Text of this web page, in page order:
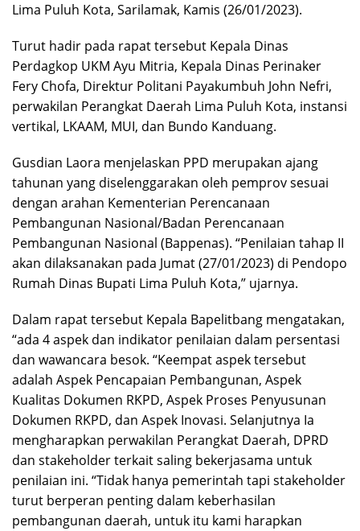
Lima Puluh Kota, Sarilamak, Kamis (26/01/2023).
Turut hadir pada rapat tersebut Kepala Dinas
Perdagkop UKM Ayu Mitria, Kepala Dinas Perinaker
Fery Chofa, Direktur Politani Payakumbuh John Nefri,
perwakilan Perangkat Daerah Lima Puluh Kota, instansi
vertikal, LKAAM, MUI, dan Bundo Kanduang.
Gusdian Laora menjelaskan PPD merupakan ajang
tahunan yang diselenggarakan oleh pemprov sesuai
dengan arahan Kementerian Perencanaan
Pembangunan Nasional/Badan Perencanaan
Pembangunan Nasional (Bappenas). “Penilaian tahap II
akan dilaksanakan pada Jumat (27/01/2023) di Pendopo
Rumah Dinas Bupati Lima Puluh Kota,” ujarnya.
Dalam rapat tersebut Kepala Bapelitbang mengatakan,
“ada 4 aspek dan indikator penilaian dalam persentasi
dan wawancara besok. “Keempat aspek tersebut
adalah Aspek Pencapaian Pembangunan, Aspek
Kualitas Dokumen RKPD, Aspek Proses Penyusunan
Dokumen RKPD, dan Aspek Inovasi. Selanjutnya Ia
mengharapkan perwakilan Perangkat Daerah, DPRD
dan stakeholder terkait saling bekerjasama untuk
penilaian ini. “Tidak hanya pemerintah tapi stakeholder
turut berperan penting dalam keberhasilan
pembangunan daerah, untuk itu kami harapkan